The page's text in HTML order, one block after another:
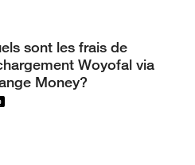
sont les frais de
Woyofal via
Money?